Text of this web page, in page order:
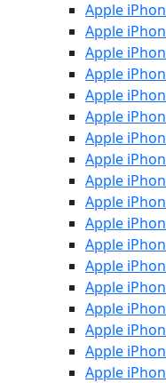
Apple
Apple
Apple
Apple
Apple
Apple
Apple
Apple
Apple
Apple
Apple
Apple
Apple
Apple
Apple
Apple
Apple
Apple